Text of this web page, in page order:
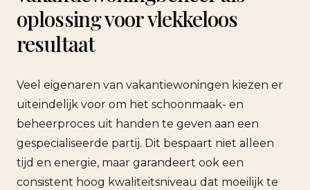
oplossing voor vlekkeloos
resultaat
Veel eigenaren van vakantiewoningen kiezen er
uiteindelijk voor om het schoonmaak- en
beheerproces uit handen te geven aan een
gespecialiseerde partij. Dit bespaart niet alleen
tijd en energie, maar garandeert ook een
consistent hoog kwaliteitsniveau dat moeilijk te